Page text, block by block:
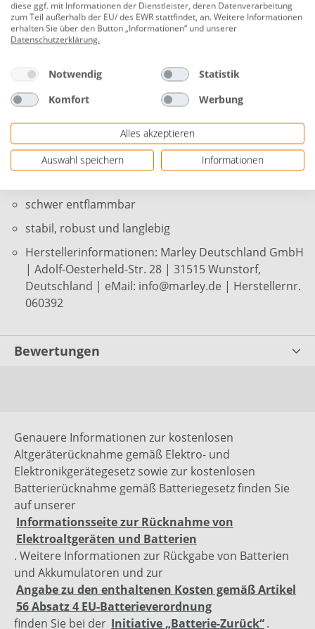
Rundrohrsystemen, die sich sicher und einfach
montieren lassen.
Material: Kunststoff
Form: rund
Durchmesser: 125 mm
für Bad, Küche, Toilette und Wohnraum
schwer entflammbar
stabil, robust und langlebig
Herstellerinformationen: Marley Deutschland GmbH
| Adolf-Oesterheld-Str. 28 | 31515 Wunstorf,
Deutschland | eMail: info@marley.de | Herstellernr.
060392
Bewertungen
Genauere Informationen zur kostenlosen
Altgeräterücknahme gemäß Elektro- und
Elektronikgerätegesetz sowie zur kostenlosen
Batterierücknahme gemäß Batteriegesetz finden Sie
auf unserer
Informationsseite zur Rücknahme von
Elektroaltgeräten und Batterien
. Weitere Informationen zur Rückgabe von Batterien
und Akkumulatoren und zur
Angabe zu den enthaltenen Kosten gemäß Artikel
56 Absatz 4 EU-Batterieverordnung
finden Sie bei der Initiative „Batterie-Zurück“.
diese ggf. mit Informationen der Dienstleister, deren Datenverarbeitung
zum Teil außerhalb der EU/ des EWR stattfindet, an. Weitere Informationen
erhalten Sie über den Button „Informationen“ und unserer
Datenschutzerklärung.
Notwendig
Statistik
Komfort
Werbung
Alles akzeptieren
Auswahl speichern
Informationen